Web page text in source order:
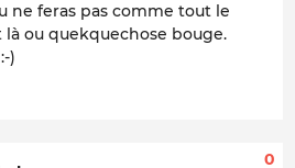
ne feras pas comme tout le
ou quekquechose bouge.
)
0